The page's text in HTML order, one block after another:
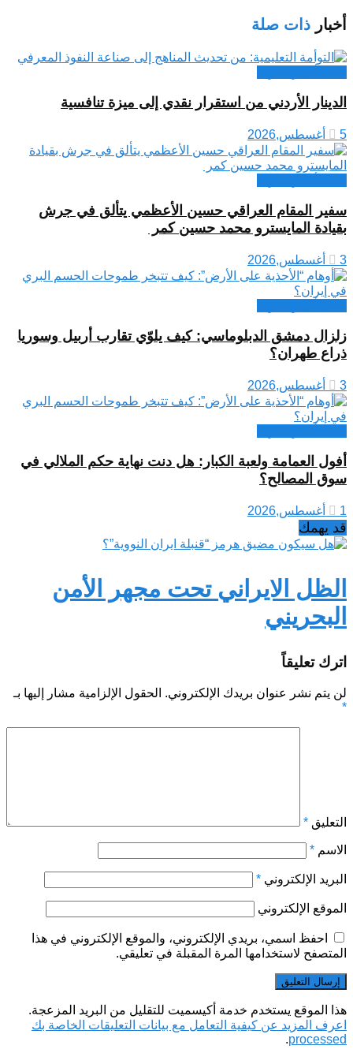
أخبار ذات صلة
الدينار الأردني من استقرار نقدي إلى ميزة تنافسية
5 أغسطس,2026
سفير المقام العراقي حسين الأعظمي يتألق في جرش
بقيادة المايسترو محمد حسين كمر
3 أغسطس,2026
زلزال دمشق الدبلوماسي: كيف يلوّي تقارب أربيل وسوريا
ذراع طهران؟
3 أغسطس,2026
أفول العمامة ولعبة الكبار: هل دنت نهاية حكم الملالي في
سوق المصالح؟
1 أغسطس,2026
قد يهمك
الظل الايراني تحت مجهر الأمن
البحريني
اترك تعليقاً
لن يتم نشر عنوان بريدك الإلكتروني. الحقول الإلزامية مشار إليها بـ
*
التعليق *
الاسم *
البريد الإلكتروني *
الموقع الإلكتروني
احفظ اسمي، بريدي الإلكتروني، والموقع الإلكتروني في هذا
المتصفح لاستخدامها المرة المقبلة في تعليقي.
هذا الموقع يستخدم خدمة أكيسميت للتقليل من البريد المزعجة.
اعرف المزيد عن كيفية التعامل مع بيانات التعليقات الخاصة بك
processed
.